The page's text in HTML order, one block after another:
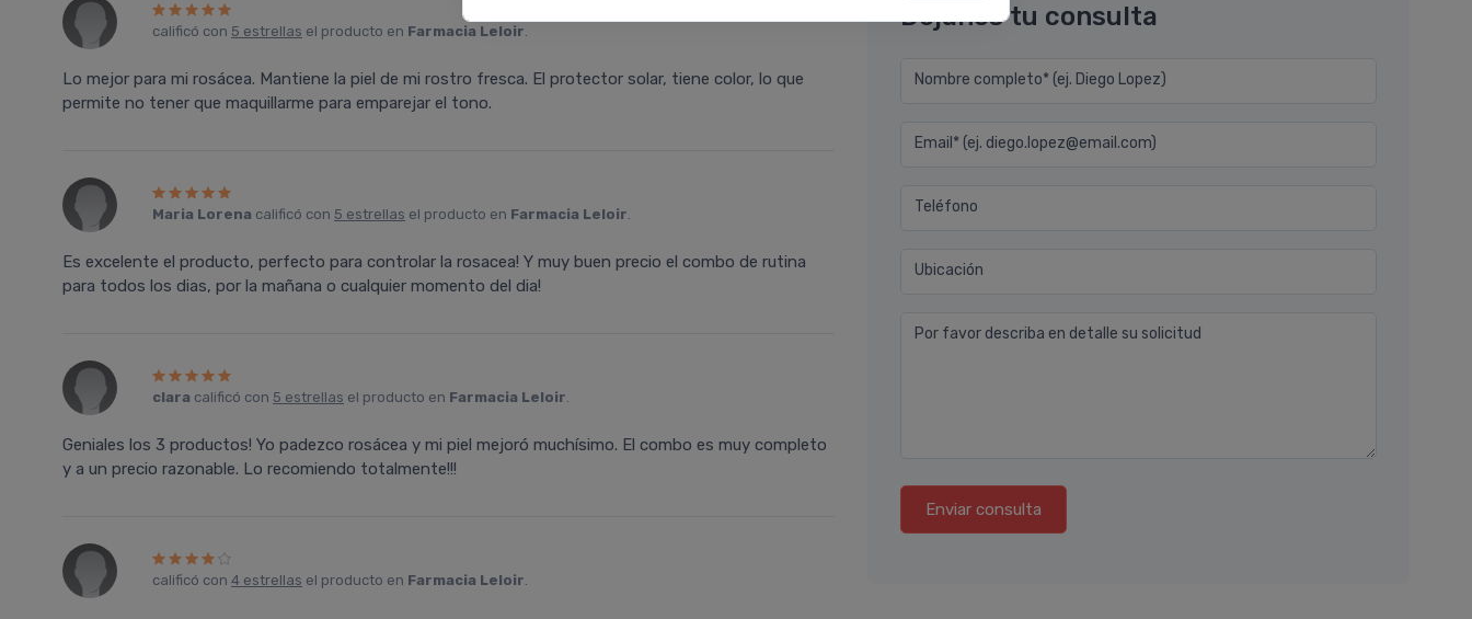
calificó con 5 estrellas el producto en Farmacia Leloir.
Lo mejor para mi rosácea. Mantiene la piel de mi rostro fresca. El protector solar, tiene color, lo que
permite no tener que maquillarme para emparejar el tono.
Maria Lorena calificó con 5 estrellas el producto en Farmacia Leloir.
Es excelente el producto, perfecto para controlar la rosacea! Y muy buen precio el combo de rutina
para todos los dias, por la mañana o cualquier momento del dia!
clara calificó con 5 estrellas el producto en Farmacia Leloir.
Geniales los 3 productos! Yo padezco rosácea y mi piel mejoró muchí­simo. El combo es muy completo
y a un precio razonable. Lo recomiendo totalmente!!!
calificó con 4 estrellas el producto en Farmacia Leloir.
Déjanos tu consulta
Nombre completo* (ej. Diego Lopez)
Email* (ej. diego.lopez@email.com)
Teléfono
Ubicación
Por favor describa en detalle su solicitud
Enviar consulta